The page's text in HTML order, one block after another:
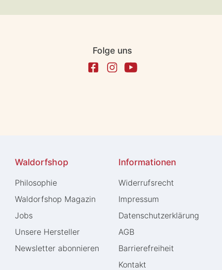
Folge uns
Waldorfshop
Philosophie
Waldorfshop Magazin
Jobs
Unsere Hersteller
Newsletter abonnieren
Informationen
Widerrufs­recht
Impressum
Daten­schutz­erklärung
AGB
Barrierefreiheit
Kontakt